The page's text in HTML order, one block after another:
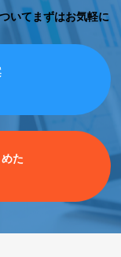
いてまずはお気軽に
た